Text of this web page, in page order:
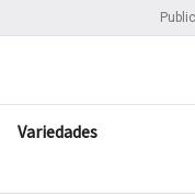
Variedades